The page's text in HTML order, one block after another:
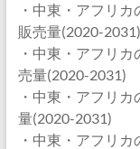
・中東・アフリ
販売量(2020-2031)
・中東・アフリ
売量(2020-2031)
・中東・アフリ
量(2020-2031)
・中東・アフリ